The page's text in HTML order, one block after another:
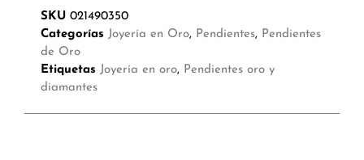
SKU 021490350
Categorías Joyería en Oro, Pendientes, Pendientes
de Oro
Etiquetas Joyería en oro, Pendientes oro y
diamantes